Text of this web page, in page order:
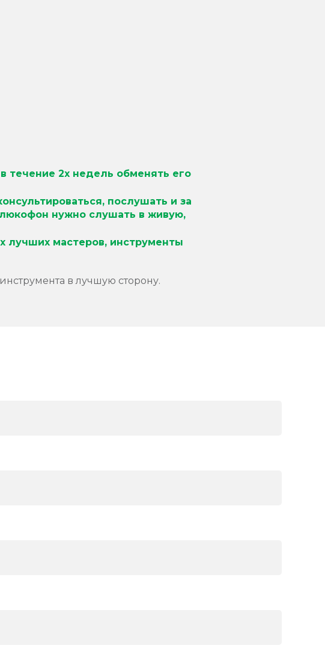
течение 2х недель обменять его
послушать и за
нужно слушать в живую,
лучших мастеров, инструменты
в лучшую сторону.